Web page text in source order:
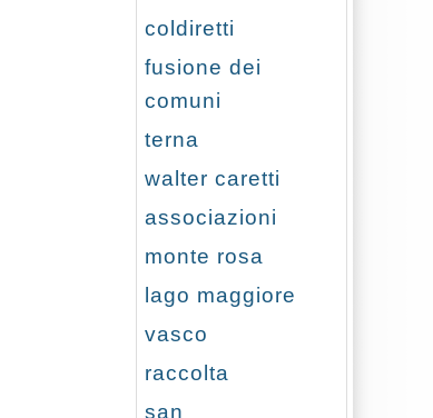
coldiretti
fusione dei
comuni
terna
walter caretti
associazioni
monte rosa
lago maggiore
vasco
raccolta
san